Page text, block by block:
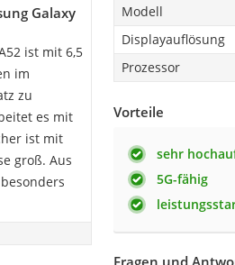
Galaxy
ist mit 6,5
im
zu
es mit
ist mit
groß. Aus
Modell
Displayauflösung
Prozessor
Vorteile
sehr
5G-fähig
Fragen und